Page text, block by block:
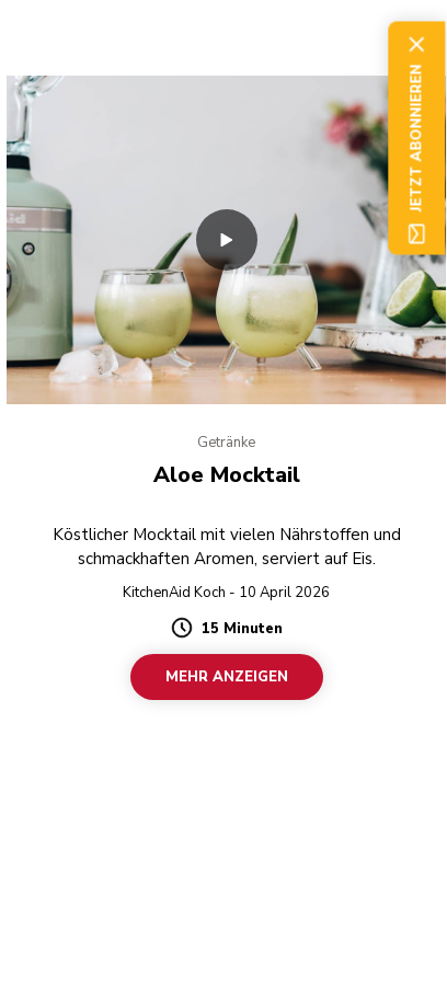
Getränke
Aloe Mocktail
Köstlicher Mocktail mit vielen Nährstoffen und
schmackhaften Aromen, serviert auf Eis.
KitchenAid Koch - 10 April 2026
Duration
15 Minuten
MEHR ANZEIGEN
JETZT ABONNIEREN